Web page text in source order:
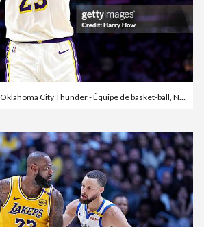
Oklahoma City Thunder - Équipe de basket-ball, NBA